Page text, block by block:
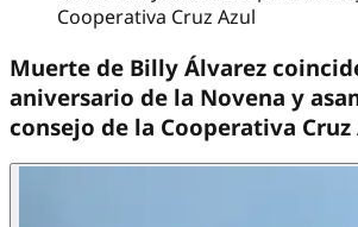
Cooperativa Cruz Azul
Muerte de Billy Álvarez
aniversario de la Novena y
consejo de la Cooperativa Cruz